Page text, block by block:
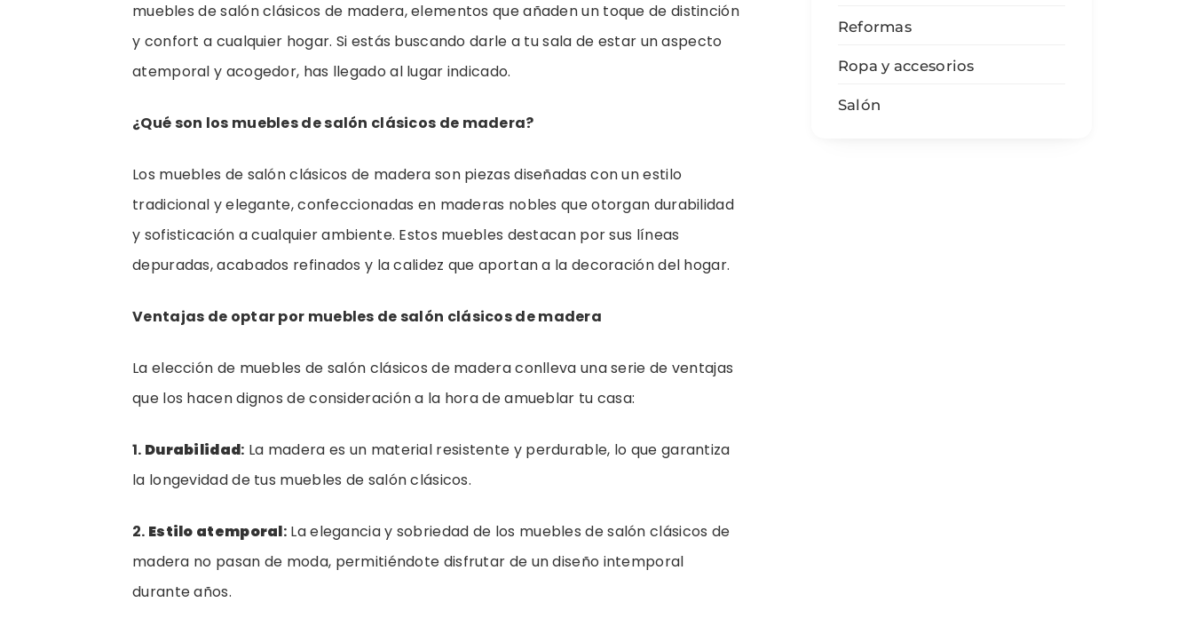
muebles de salón clásicos de madera, elementos que añaden un toque de distinción
y confort a cualquier hogar. Si estás buscando darle a tu sala de estar un aspecto
atemporal y acogedor, has llegado al lugar indicado.
¿Qué son los muebles de salón clásicos de madera?
Los muebles de salón clásicos de madera son piezas diseñadas con un estilo
tradicional y elegante, confeccionadas en maderas nobles que otorgan durabilidad
y sofisticación a cualquier ambiente. Estos muebles destacan por sus líneas
depuradas, acabados refinados y la calidez que aportan a la decoración del hogar.
Ventajas de optar por muebles de salón clásicos de madera
La elección de muebles de salón clásicos de madera conlleva una serie de ventajas
que los hacen dignos de consideración a la hora de amueblar tu casa:
1. Durabilidad: La madera es un material resistente y perdurable, lo que garantiza
la longevidad de tus muebles de salón clásicos.
2. Estilo atemporal: La elegancia y sobriedad de los muebles de salón clásicos de
madera no pasan de moda, permitiéndote disfrutar de un diseño intemporal
durante años.
Reformas
Ropa y accesorios
Salón